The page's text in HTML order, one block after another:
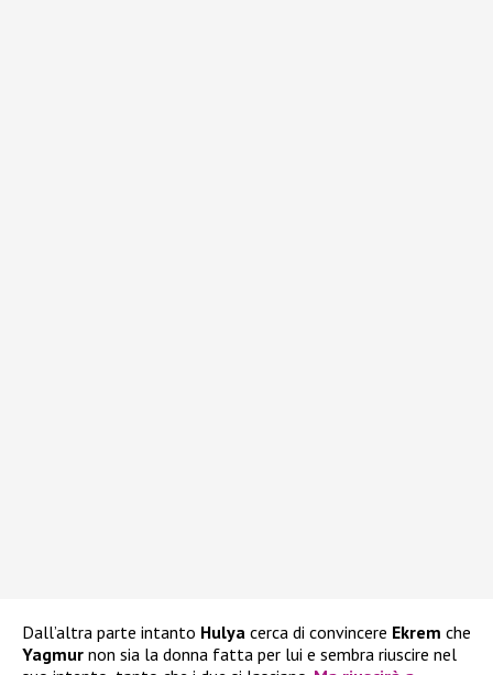
Dall’altra parte intanto Hulya cerca di convincere Ekrem che
Yagmur non sia la donna fatta per lui e sembra riuscire nel